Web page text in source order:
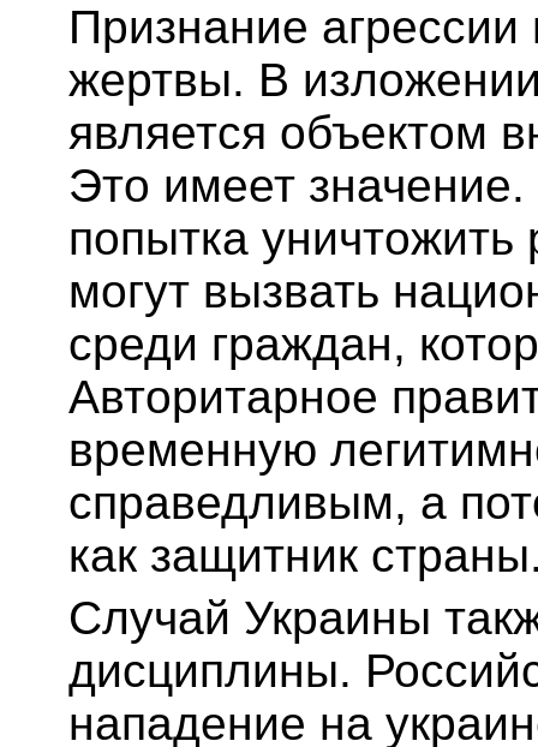
Признание
жертвы. В
является объектом
Это имеет
попытка уничтожить
могут вызвать
среди граждан,
Авторитарное
временную
справедливым, а
как защитник
Случай Украины
дисциплины.
нападение на